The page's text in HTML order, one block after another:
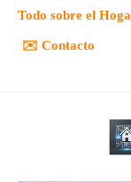
Todo sobre el
✉️ Contacto